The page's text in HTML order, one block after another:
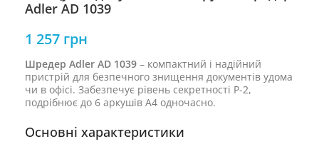
Adler AD 1039
1 257 грн
Шредер Adler AD 1039 – компактний і надійний
пристрій для безпечного знищення документів удома
чи в офісі. Забезпечує рівень секретності P-2,
подрібнює до 6 аркушів А4 одночасно.
Основні характеристики